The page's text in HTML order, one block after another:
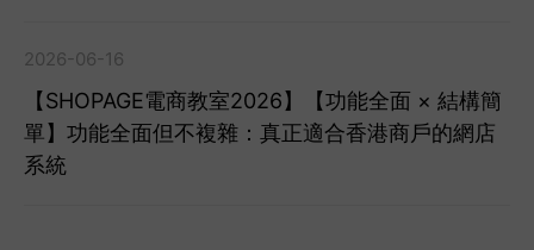
2026-06-16
【SHOPAGE電商教室2026】【功能全面 × 結構簡
單】功能全面但不複雜：真正適合香港商戶的網店
系統